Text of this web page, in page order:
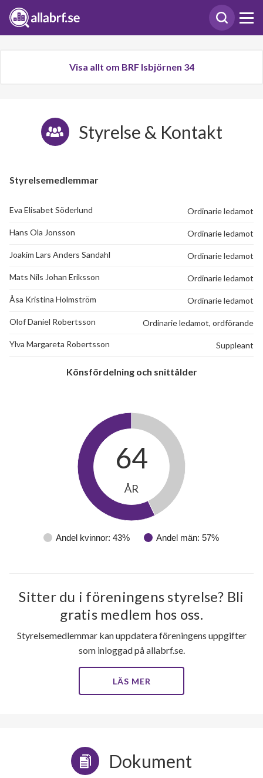
Visa allt om BRF Isbjörnen 34
Styrelse & Kontakt
Styrelsemedlemmar
Eva Elisabet Söderlund Ordinarie ledamot
Hans Ola Jonsson Ordinarie ledamot
Joakim Lars Anders Sandahl Ordinarie ledamot
Mats Nils Johan Eriksson Ordinarie ledamot
Åsa Kristina Holmström Ordinarie ledamot
Olof Daniel Robertsson Ordinarie ledamot, ordförande
Ylva Margareta Robertsson Suppleant
Könsfördelning och snittålder
Andel kvinnor: 43% Andel män: 57%
64
ÅR
Sitter du i föreningens styrelse? Bli
gratis medlem hos oss.
Styrelsemedlemmar kan uppdatera föreningens uppgifter
som inloggad på allabrf.se.
LÄS MER
Dokument